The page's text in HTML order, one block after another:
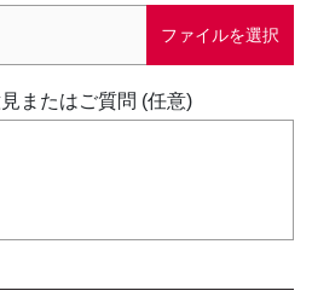
ファイルを選択
またはご質問 (任意)